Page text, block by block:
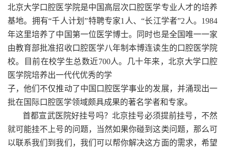
北京大学口腔医学院是中国高层次口腔医学专业人才的培养
基地。拥有“千人计划”特聘专家1人、“长江学者”2人。1984
年这里培养了中国第一位医学博士。同时也是全国唯一一家
由教育部批准招收口腔医学八年制本博连读生的口腔医学院
校。目前在校学生总数近700人。几十年来，北京大学口腔
医学院培养出一代代优秀的学
子，他们不仅推动了中国口腔医学事业的发展，并涌现出一
批在国际口腔医学领域颇具成果的著名学者和专家。
首都宣武医院好挂号吗？北京挂号必须提前挂号，不然
就可能挂不上号的问题，当然如果你碰到这类问题，那么可
以联系我们到我们，我们可以帮你解决这方面的需求，希望